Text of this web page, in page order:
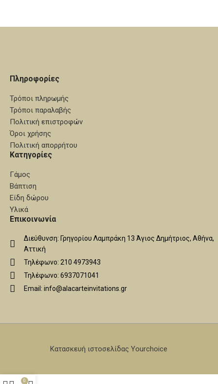
Πληροφορίες
Τρόποι πληρωμής
Τρόποι παραλαβής
Πολιτική επιστροφών
Όροι χρήσης
Πολιτική απορρήτου
Κατηγορίες
Γάμος
Βάπτιση
Είδη δώρου
Υλικά
Επικοινωνία
Διεύθυνση: Γρηγορίου Λαμπράκη 13 Άγιος Δημήτριος, Αθήνα,
Αττική
Τηλέφωνο: 210 4973943
Τηλέφωνο: 6937071041
Email: info@alacarteinvitations.gr
Κατασκευή ιστοσελίδας Yourchoice
0